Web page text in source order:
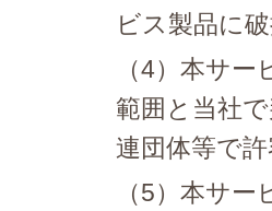
ビス製品に
（4）本サ
範囲と当社
連団体等で
（5）本サ